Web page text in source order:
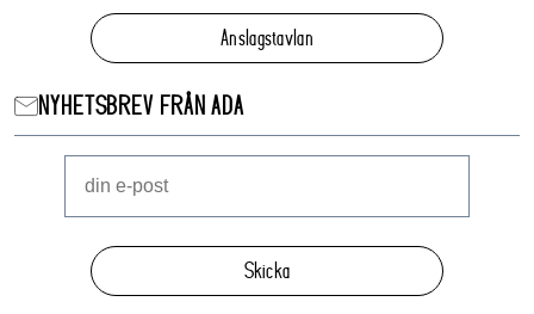
Anslagstavlan
NYHETSBREV FRÅN ADA
Skicka